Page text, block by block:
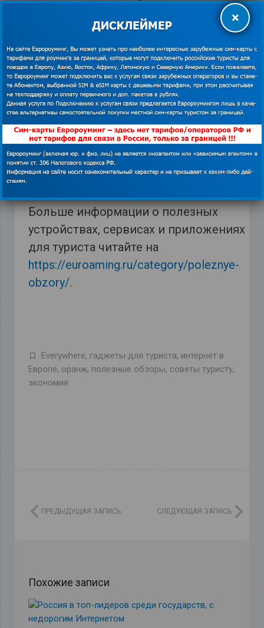
ручную кладь подобные предметы.
❗
*Изображения использованы из открытых
источников. В случае наличия прав на
редакцией для решения вопроса о
корректном указании авторства или
удаления изображения.Показать
контакты
Больше информации о полезных
устройствах, сервисах и приложениях
для туриста читайте на
https://euroaming.ru/category/poleznye-
obzory/.
Everywhere, гаджеты для туриста, интернет в
Европе, оранж, полезные обзоры, советы туристу,
экономия
ПРЕДЫДУЩАЯ ЗАПИСЬ СЛЕДУЮЩАЯ ЗАПИСЬ
Похожие записи
×